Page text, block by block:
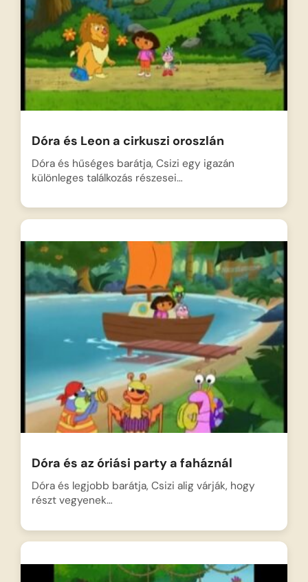
Dóra és Leon a cirkuszi oroszlán
Dóra és hűséges barátja, Csizi egy igazán
különleges találkozás részesei…
Dóra és az óriási party a faháznál
Dóra és legjobb barátja, Csizi alig várják, hogy
részt vegyenek…